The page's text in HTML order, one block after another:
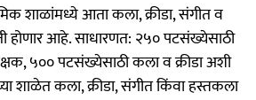
शाळांमध्ये आता कला, क्रीडा, संगीत व
होणार आहे. साधारणत: २५० पटसंख्येसाठी
५०० पटसंख्येसाठी कला व क्रीडा अशी
शाळेत कला, क्रीडा, संगीत किंवा हस्तकला